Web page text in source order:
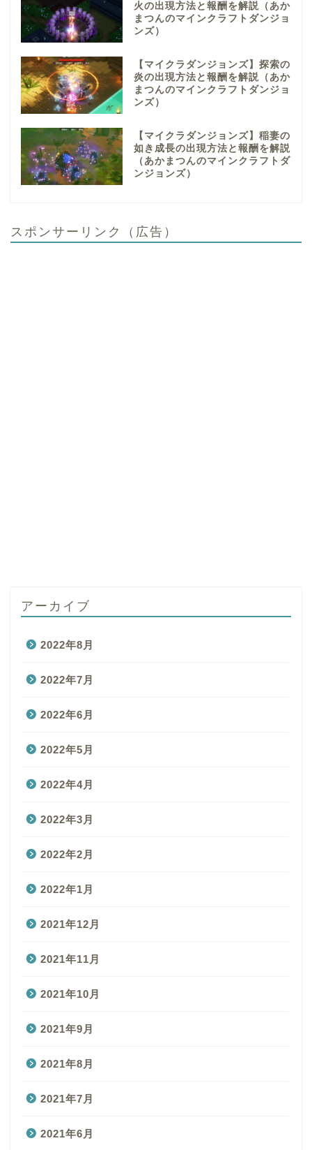
火の出現方法と報酬を解説（あか
まつんのマインクラフトダンジョ
ンズ）
【マイクラダンジョンズ】探索の
炎の出現方法と報酬を解説（あか
まつんのマインクラフトダンジョ
ンズ）
【マイクラダンジョンズ】稲妻の
如き成長の出現方法と報酬を解説
（あかまつんのマインクラフトダ
ンジョンズ）
スポンサーリンク（広告）
アーカイブ
2022年8月
2022年7月
2022年6月
2022年5月
2022年4月
2022年3月
2022年2月
2022年1月
2021年12月
2021年11月
2021年10月
2021年9月
2021年8月
2021年7月
2021年6月